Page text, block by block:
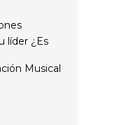
líder ¿Es
Musical